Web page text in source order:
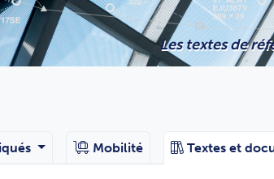
Les textes de
Mobilité Textes et